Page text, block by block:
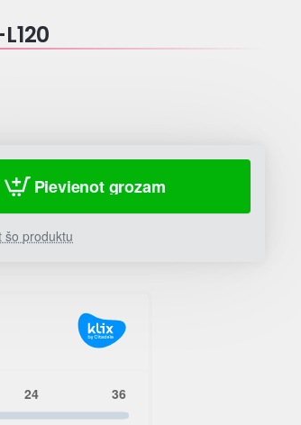
Pievienot grozam
šo produktu